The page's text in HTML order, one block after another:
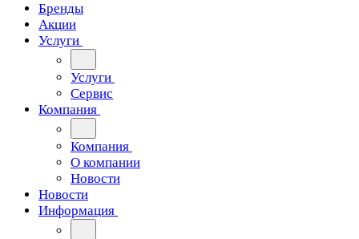
Бренды
Акции
Услуги
Услуги
Сервис
Компания
Компания
О компании
Новости
Новости
Информация